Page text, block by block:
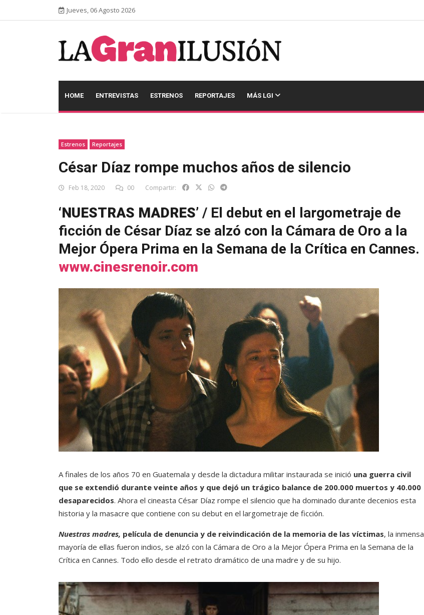
Jueves, 06 Agosto 2026
HOME ENTREVISTAS ESTRENOS REPORTAJES MÁS LGI
Estrenos Reportajes
César Díaz rompe muchos años de silencio
Feb 18, 2020 00 Compartir:
‘NUESTRAS MADRES’ / El debut en el largometraje de
ficción de César Díaz se alzó con la Cámara de Oro a la
Mejor Ópera Prima en la Semana de la Crítica en Cannes.
www.cinesrenoir.com
A finales de los años 70 en Guatemala y desde la dictadura militar instaurada se inició una guerra civil
que se extendió durante veinte años y que dejó un trágico balance de 200.000 muertos y 40.000
desaparecidos. Ahora el cineasta César Díaz rompe el silencio que ha dominado durante decenios esta
historia y la masacre que contiene con su debut en el largometraje de ficción.
Nuestras madres, película de denuncia y de reivindicación de la memoria de las víctimas, la inmensa
mayoría de ellas fueron indios, se alzó con la Cámara de Oro a la Mejor Ópera Prima en la Semana de la
Crítica en Cannes. Todo ello desde el retrato dramático de una madre y de su hijo.